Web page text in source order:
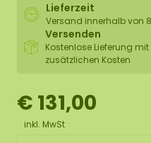
Lieferzeit
Versand innerhalb von
Versenden
Kostenlose Lieferung
zusätzlichen Kosten
€ 131,00
inkl. MwSt